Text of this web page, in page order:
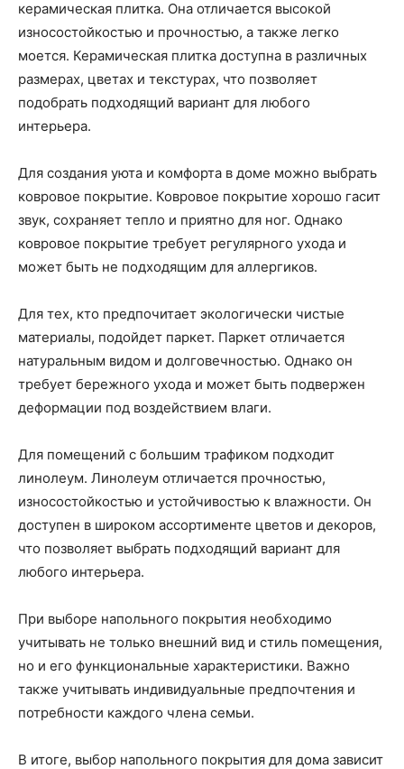
керамическая плитка. Она отличается высокой
износостойкостью и прочностью, а также легко
моется. Керамическая плитка доступна в различных
размерах, цветах и текстурах, что позволяет
подобрать подходящий вариант для любого
интерьера.
Для создания уюта и комфорта в доме можно выбрать
ковровое покрытие. Ковровое покрытие хорошо гасит
звук, сохраняет тепло и приятно для ног. Однако
ковровое покрытие требует регулярного ухода и
может быть не подходящим для аллергиков.
Для тех, кто предпочитает экологически чистые
материалы, подойдет паркет. Паркет отличается
натуральным видом и долговечностью. Однако он
требует бережного ухода и может быть подвержен
деформации под воздействием влаги.
Для помещений с большим трафиком подходит
линолеум. Линолеум отличается прочностью,
износостойкостью и устойчивостью к влажности. Он
доступен в широком ассортименте цветов и декоров,
что позволяет выбрать подходящий вариант для
любого интерьера.
При выборе напольного покрытия необходимо
учитывать не только внешний вид и стиль помещения,
но и его функциональные характеристики. Важно
также учитывать индивидуальные предпочтения и
потребности каждого члена семьи.
В итоге, выбор напольного покрытия для дома зависит